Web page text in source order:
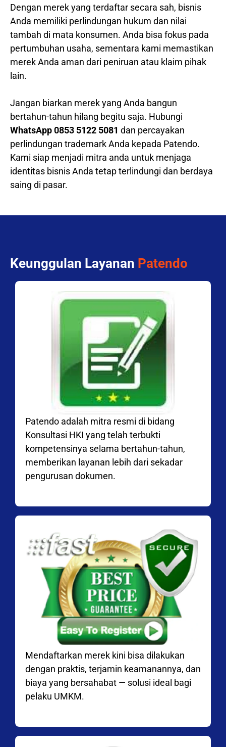
Dengan merek yang terdaftar secara sah, bisnis
Anda memiliki perlindungan hukum dan nilai
tambah di mata konsumen. Anda bisa fokus pada
pertumbuhan usaha, sementara kami memastikan
merek Anda aman dari peniruan atau klaim pihak
lain.
Jangan biarkan merek yang Anda bangun
bertahun-tahun hilang begitu saja. Hubungi
WhatsApp 0853 5122 5081 dan percayakan
perlindungan trademark Anda kepada Patendo.
Kami siap menjadi mitra anda untuk menjaga
identitas bisnis Anda tetap terlindungi dan berdaya
saing di pasar.
Keunggulan Layanan Patendo
Patendo adalah mitra resmi di bidang
Konsultasi HKI yang telah terbukti
kompetensinya selama bertahun-tahun,
memberikan layanan lebih dari sekadar
pengurusan dokumen.
Mendaftarkan merek kini bisa dilakukan
dengan praktis, terjamin keamanannya, dan
biaya yang bersahabat — solusi ideal bagi
pelaku UMKM.